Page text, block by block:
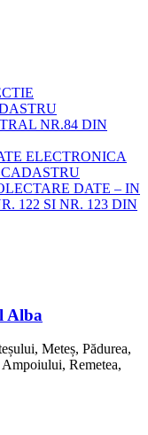
NR.84 DIN
ELECTRONICA
DATE – IN
122 SI NR. 123 DIN
Alba
Meteș, Pădurea,
Remetea,